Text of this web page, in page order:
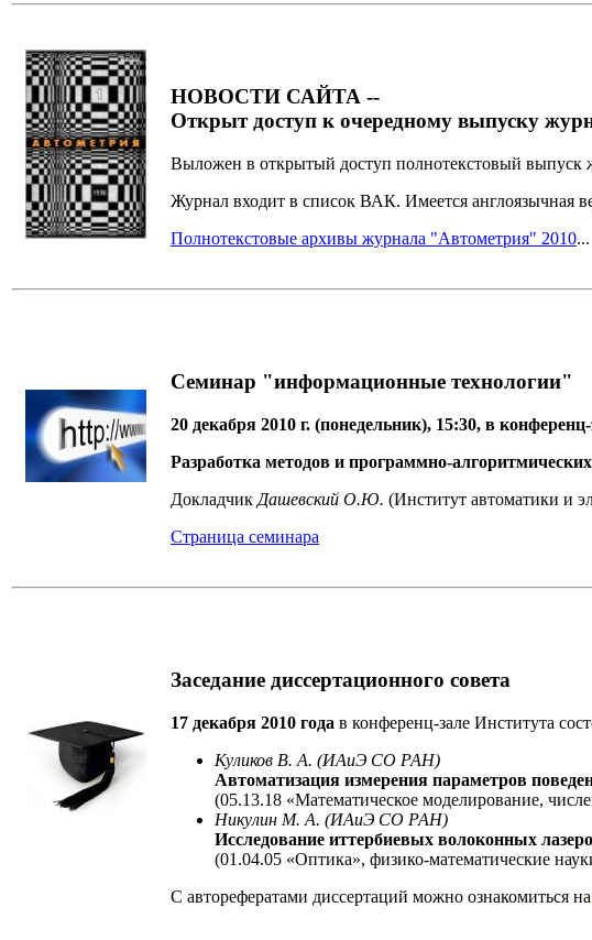
НОВОСТИ САЙТА --
Открыт доступ к очередному выпуску
Выложен в открытый доступ полнотекстовый выпуск
Журнал входит в список ВАК. Имеется англоязычная
Полнотекстовые архивы журнала "Автометрия" 2010...
Семинар "информационные технологии"
20 декабря 2010 г. (понедельник), 15:30, в
Разработка методов и программно-
Докладчик Дашевский О.Ю. (Институт автоматики и
Страница семинара
Заседание диссертационного совета
17 декабря 2010 года в конференц-зале Института
Куликов В. А. (ИАиЭ СО РАН)
Автоматизация измерения параметров
(05.13.18 «Математическое моделирование,
Никулин М. А. (ИАиЭ СО РАН)
Исследование иттербиевых волоконных
(01.04.05 «Оптика», физико-математические
С авторефератами диссертаций можно ознакомиться на